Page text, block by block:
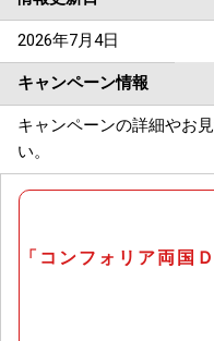
2026年7月4日
キャンペーン情報
キャンペーンの詳細やお
い。
「コンフォリア両国